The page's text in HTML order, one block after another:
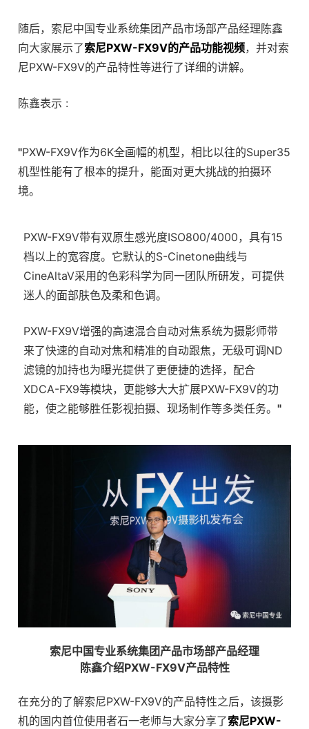
随后，索尼中国专业系统集团产品市场部产品经理陈鑫
向大家展示了索尼PXW-FX9V的产品功能视频，并对索
尼PXW-FX9V的产品特性等进行了详细的讲解。
陈鑫表示 :
"PXW-FX9V作为6K全画幅的机型，相比以往的Super35
机型性能有了根本的提升，能面对更大挑战的拍摄环
境。
PXW-FX9V带有双原生感光度ISO800/4000，具有15
档以上的宽容度。它默认的S-Cinetone曲线与
CineAltaV采用的色彩科学为同一团队所研发，可提供
迷人的面部肤色及柔和色调。
PXW-FX9V增强的高速混合自动对焦系统为摄影师带
来了快速的自动对焦和精准的自动跟焦，无级可调ND
滤镜的加持也为曝光提供了更便捷的选择，配合
XDCA-FX9等模块，更能够大大扩展PXW-FX9V的功
能，使之能够胜任影视拍摄、现场制作等多类任务。 "
索尼中国专业系统集团产品市场部产品经理
陈鑫介绍PXW-FX9V产品特性
在充分的了解索尼PXW-FX9V的产品特性之后，该摄影
机的国内首位使用者石一老师与大家分享了索尼PXW-